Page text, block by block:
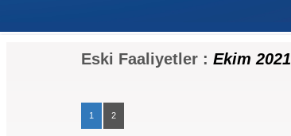
Eski Faaliyetler : Ekim 2021
1 2